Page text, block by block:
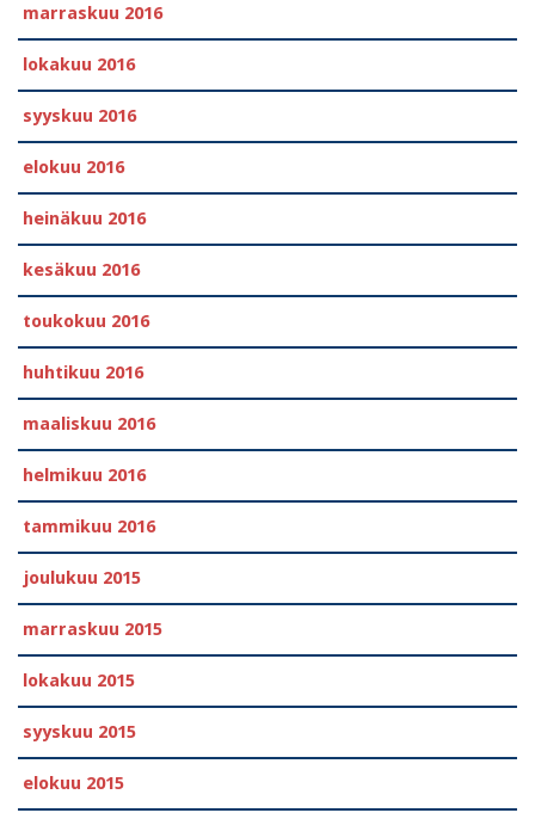
marraskuu 2016
lokakuu 2016
syyskuu 2016
elokuu 2016
heinäkuu 2016
kesäkuu 2016
toukokuu 2016
huhtikuu 2016
maaliskuu 2016
helmikuu 2016
tammikuu 2016
joulukuu 2015
marraskuu 2015
lokakuu 2015
syyskuu 2015
elokuu 2015